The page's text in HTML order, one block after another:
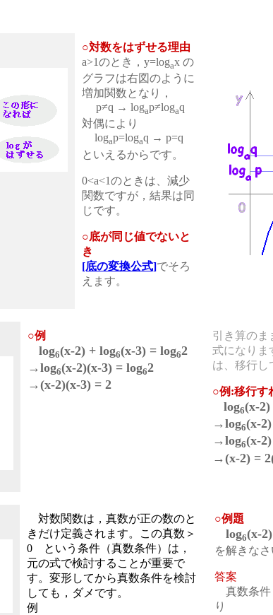
○対数をはずせる理由
a>1のとき，y=logax の
グラフは右図のように
増加関数となり，
p≠q → logap≠logaq
対偶により
logap=logaq → p=q
といえるからです。
0<a<1のときは、減少
関数ですが，結果は同
じです。
○底が同じ値でないと
き
[底の変換公式]でそろ
えます。
○例
log6(x-2) + log6(x-3) = log62
→log6(x-2)(x-3) = log62
→(x-2)(x-3) = 2
引き算のま
式になりま
は、移行し
○例:移行す
log6(x-2)
→log6(x-
→log6(x-
→(x-2) =
対数関数は，真数が正の数のと
きだけ定義されます。この真数＞
0 という条件（真数条件）は，
元の式で検討することが重要で
す。変形してから真数条件を検討
しても，ダメです。
例
○例題
log6(x-
を解きなさ
答案
真数条
り